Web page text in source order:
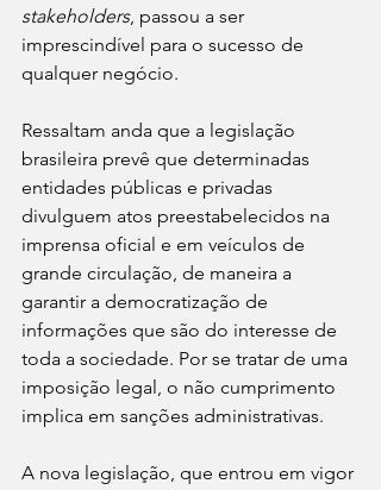
stakeholders, passou a ser
imprescindível para o sucesso de
qualquer negócio.
Ressaltam anda que a legislação
brasileira prevê que determinadas
entidades públicas e privadas
divulguem atos preestabelecidos na
imprensa oficial e em veículos de
grande circulação, de maneira a
garantir a democratização de
informações que são do interesse de
toda a sociedade. Por se tratar de uma
imposição legal, o não cumprimento
implica em sanções administrativas.
A nova legislação, que entrou em vigor